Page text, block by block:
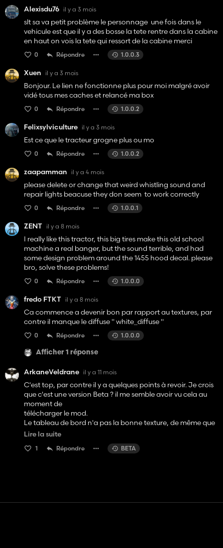
Alexisdu76 il y a 3 mois
slt sa va petit problème le personnage une fois dans le
vehicule est que il y a des bosse la tete rentre dans la cabine
en haut on vois la tete qui ressort de la cabine merci
0 Répondre 1.0.0.3
Xuen il y a 3 mois
Bonjour. Le lien ne fonctionne plus pour moi malgré avoir
vidé tous mes caches et relancé ma box
0 Répondre 1.0.0.2
Felixsylviculture il y a 3 mois
Est ce que le tracteur grogne plus ou mo
0 Répondre 1.0.0.2
zaapamman il y a 4 mois
please delete or change that weird whistling sound and
repair lights beacuse they don seem to work correctly
0 Répondre 1.0.0.1
ZENT il y a 8 mois
I really like this tractor, this big tires make this old school
machine a real banger, but the sound terrible, and had
some design problem around the 1455 hood decal. please
bro, solve these problems!
0 Répondre 1.0.0.0
fredo FTKT il y a 8 mois
Ca commence a devenir bon par rapport au textures, par
contre il manque le diffuse " white_diffuse "
0 Répondre 1.0.0.0
Afficher 1 réponse
ArkaneVeldrane il y a 11 mois
C'est top, par contre il y a quelques points à revoir. Je crois
que c'est une version Beta ? il me semble avoir vu cela au
moment de
télécharger le mod.
Le tableau de bord n'a pas la bonne texture, de même que
d'autres endroits à l'intérieur.
Pour la réactivité du moteur c'est un peu vif. Le tracteur part
rapidement, le passage des gammes semble trop rapide.
Lire la suite
1 Répondre BETA